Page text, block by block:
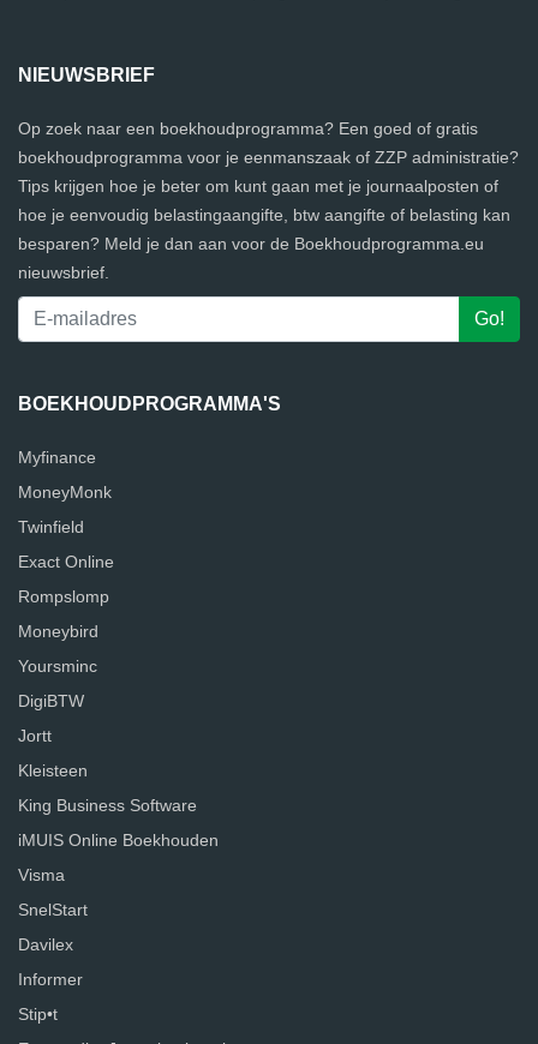
NIEUWSBRIEF
Op zoek naar een boekhoudprogramma? Een goed of gratis
boekhoudprogramma voor je eenmanszaak of ZZP administratie?
Tips krijgen hoe je beter om kunt gaan met je journaalposten of
hoe je eenvoudig belastingaangifte, btw aangifte of belasting kan
besparen? Meld je dan aan voor de Boekhoudprogramma.eu
nieuwsbrief.
BOEKHOUDPROGRAMMA'S
Myfinance
MoneyMonk
Twinfield
Exact Online
Rompslomp
Moneybird
Yoursminc
DigiBTW
Jortt
Kleisteen
King Business Software
iMUIS Online Boekhouden
Visma
SnelStart
Davilex
Informer
Stip•t